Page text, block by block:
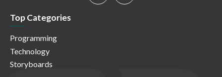
Top Categories
Programming
Technology
Storyboards